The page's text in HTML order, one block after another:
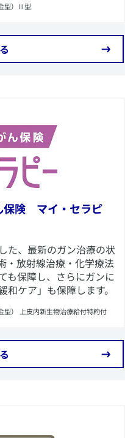
型）Ⅲ型
保険 マイ・セラピ
た、最新のガン治療の状
・放射線治療・化学療法
も保障し、さらにガンに
ケア」も保障します。
型） 上皮内新生物治療給付特約付